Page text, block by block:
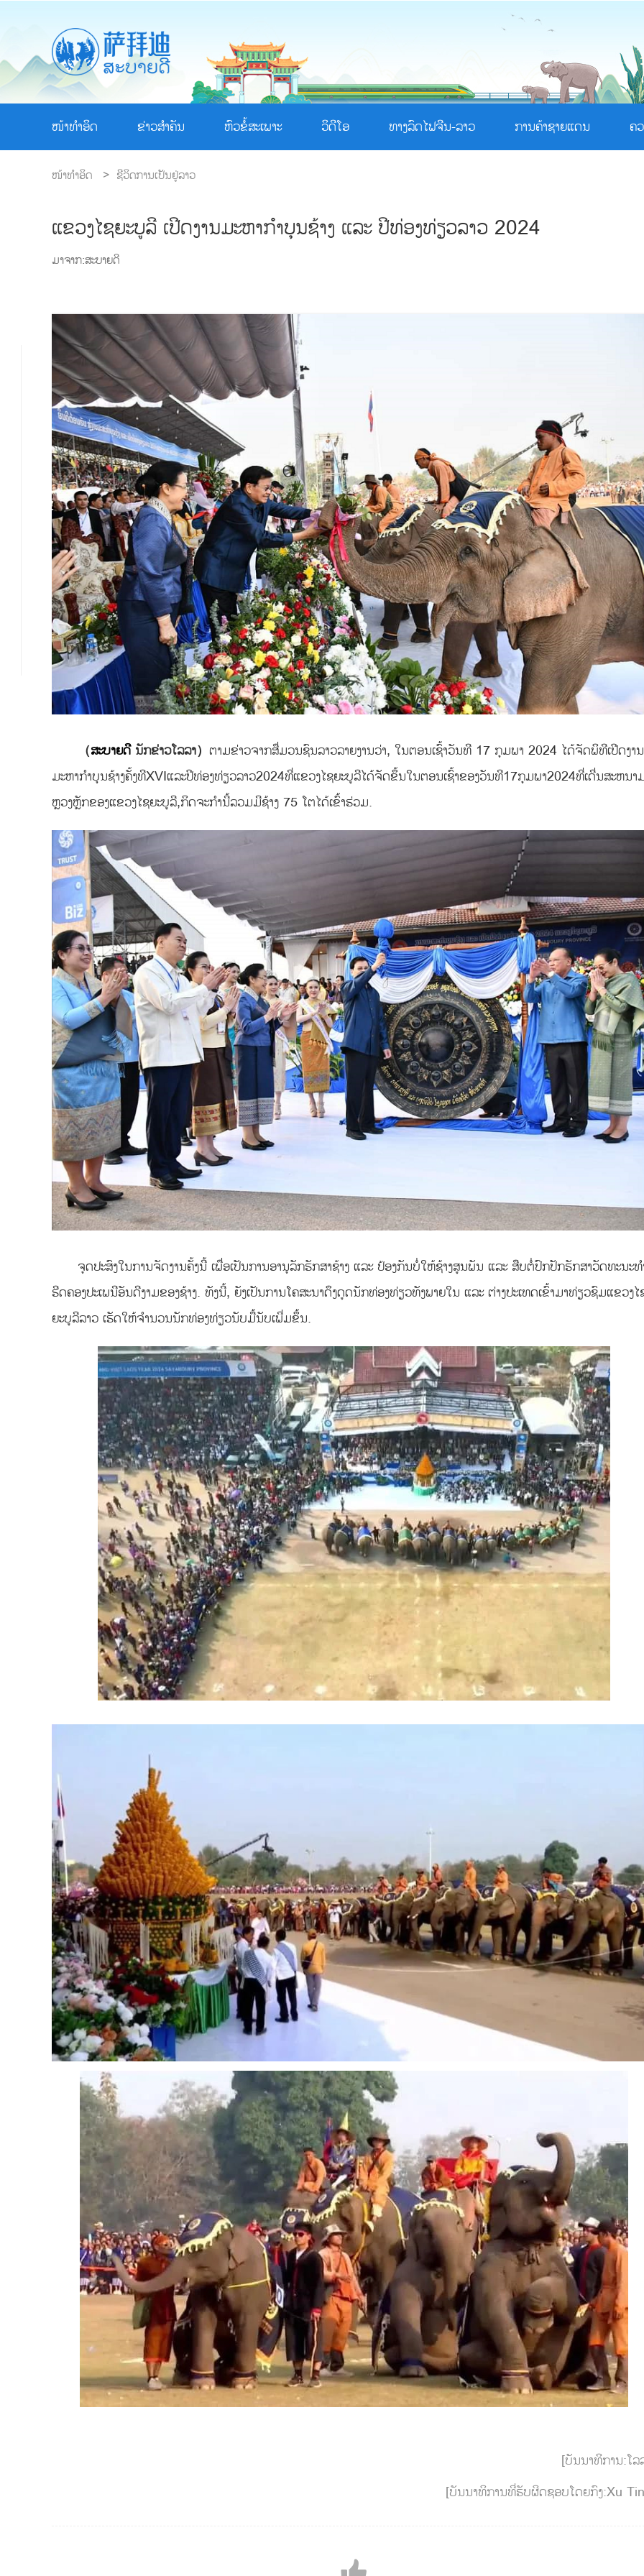
ໜ້າທຳອິດ ຂ່າວສຳຄັນ ຫົວຂໍ້ສະເພາະ ວິດີໂອ ທາງລົດໄຟຈີນ-ລາວ ການຄ້າຊາຍແດນ ຄ
ໜ້າທຳອິດ > ຊີວິດການເປັນຢູ່ລາວ
ແຂວງໄຊຍະບູລີ ເປີດງານມະຫາກໍາບຸນຊ້າງ ແລະ ປີທ່ອງທ່ຽວລາວ 2024
ມາຈາກ:ສະບາຍດີ
（ສະບາຍດີນັກຂ່າວໂລລາ） ຕາມຂ່າວຈາກສື່ມວນຊົນລາວລາຍງານວ່າ, ໃນຕອນເຊົ້າວັນທີ 17 ກຸມພາ 2024 ໄດ້ຈັດພິທີເປີດງານ
ມະຫາກໍາບຸນຊ້າງຄັ້ງທີXVIແລະປີທ່ອງທ່ຽວລາວ2024ທີ່ແຂວງໄຊຍະບູລີໄດ້ຈັດຂຶ້ນໃນຕອນເຊົ້າຂອງວັນທີ17ກຸມພາ2024ທີ່ເດີ່ນສະຫນາ
ຫຼວງຫຼັກຂອງແຂວງໄຊຍະບູລີ,ກິດຈະກໍານີ້ລວມມີຊ້າງ 75 ໂຕໄດ້ເຂົ້າຮ່ວມ.
ຈຸດປະສົງໃນການຈັດງານຄັ້ງນີ້ ເພື່ອເປັນການອານຸລັກຮັກສາຊ້າງ ແລະ ປ້ອງກັນບໍ່ໃຫ້ຊ້າງສູນພັນ ແລະ ສືບຕໍ່ປົກປັກຮັກສາວັດທະນະທ
ຮີດຄອງປະເພນີອັນດີງາມຂອງຊ້າງ. ທັງນີ້, ຍັງເປັນການໂຄສະນາດຶງດູດນັກທ່ອງທ່ຽວທັງພາຍໃນ ແລະ ຕ່າງປະເທດເຂົ້າມາທ່ຽວຊົມແຂວງໄ
ຍະບູລີລາວ ເຮັດໃຫ້ຈໍານວນນັກທ່ອງທ່ຽວນັບມື້ນັບເພີ່ມຂຶ້ນ.
[ບັນນາທິການ:ໂລ
[ບັນນາທິການທີ່ຮັບຜິດຊອບໂດຍກົງ:Xu